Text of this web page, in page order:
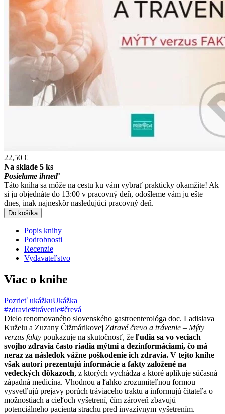
22,50 €
Na sklade 5 ks
Posielame ihneď
Táto kniha sa môže na cestu ku vám vybrať prakticky okamžite! Ak
si ju objednáte do 13:00 v pracovný deň, odošleme vám ju ešte
dnes, inak najneskôr nasledujúci pracovný deň.
Do košíka
Popis knihy
Podrobnosti
Recenzie
Vydavateľstvo
Viac o knihe
Pozrieť ukážkuUkážka
#zdravie#trávenie#črevá
Dielo renomovaného slovenského gastroenterológa doc. Ladislava
Kuželu a Zuzany Čižmárikovej Zdravé črevo a trávenie – Mýty
verzus fakty poukazuje na skutočnosť, že ľudia sa vo veciach
svojho zdravia často riadia mýtmi a dezinformáciami, čo má
neraz za následok vážne poškodenie ich zdravia. V tejto knihe
však autori prezentujú informácie a fakty založené na
vedeckých dôkazoch, z ktorých vychádza a ktoré aplikuje súčasná
západná medicína. Vhodnou a ľahko zrozumiteľnou formou
vysvetľujú prejavy porúch tráviaceho traktu a informujú čitateľa o
možnostiach a cieľoch vyšetrení, čím zároveň zbavujú
potenciálneho pacienta strachu pred invazívnym vyšetrením.